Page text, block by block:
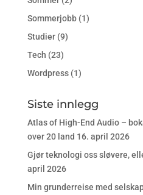
Sommerjobb(1)
Studier(9)
Tech (23)
Wordpress(1)
Siste innlegg
Atlas of High-End Audio –
over 20 land 16. april 2026
Gjør teknologi oss sløvere,
april 2026
Min grunderreise med